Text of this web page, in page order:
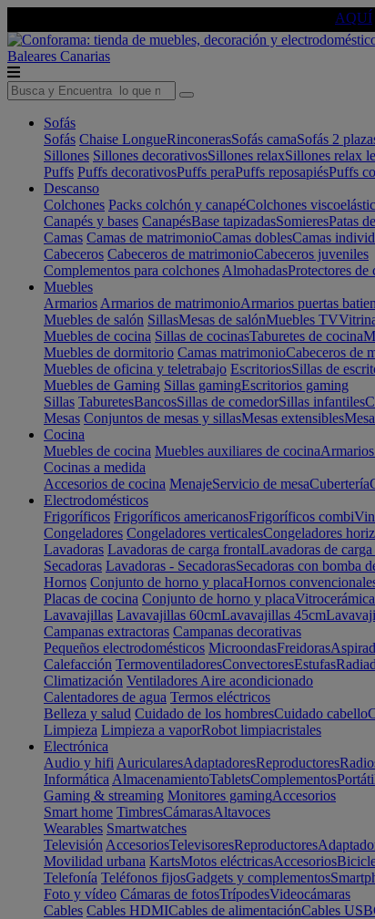
AQUÍ
Baleares Canarias
Sofás
Sofás Chaise LongueRinconerasSofás camaSofás 2
Sillones Sillones decorativosSillones relaxSillones relax
Puffs Puffs decorativosPuffs peraPuffs reposapiésPuffs
Descanso
Colchones Packs colchón y canapéColchones
Canapés y bases CanapésBase tapizadasSomieresPatas
Camas Camas de matrimonioCamas doblesCamas
Cabeceros Cabeceros de matrimonioCabeceros juveniles
Complementos para colchones AlmohadasProtectores de
Muebles
Armarios Armarios de matrimonioArmarios puertas
Muebles de salón SillasMesas de salónMuebles TV
Muebles de cocina Sillas de cocinasTaburetes de cocina
Muebles de dormitorio Camas matrimonioCabeceros de
Muebles de oficina y teletrabajo EscritoriosSillas de
Muebles de Gaming Sillas gamingEscritorios gaming
Sillas TaburetesBancosSillas de comedorSillas infantiles
Mesas Conjuntos de mesas y sillasMesas extensibles
Cocina
Muebles de cocina Muebles auxiliares de cocina
Cocinas a medida
Accesorios de cocina MenajeServicio de mesaCubertería
Electrodomésticos
Frigoríficos Frigoríficos americanosFrigoríficos combi
Congeladores Congeladores verticalesCongeladores
Lavadoras Lavadoras de carga frontalLavadoras de
Secadoras Lavadoras - SecadorasSecadoras con bomba
Hornos Conjunto de horno y placaHornos
Placas de cocina Conjunto de horno y placaVitrocerámica
Lavavajillas Lavavajillas 60cmLavavajillas 45cm
Campanas extractoras Campanas decorativas
Pequeños electrodomésticos MicroondasFreidoras
Calefacción TermoventiladoresConvectoresEstufas
Climatización Ventiladores Aire acondicionado
Calentadores de agua Termos eléctricos
Belleza y salud Cuidado de los hombresCuidado cabello
Limpieza Limpieza a vaporRobot limpiacristales
Electrónica
Audio y hifi AuricularesAdaptadoresReproductores
Informática AlmacenamientoTabletsComplementos
Gaming & streaming Monitores gamingAccesorios
Smart home TimbresCámarasAltavoces
Wearables Smartwatches
Televisión AccesoriosTelevisoresReproductores
Movilidad urbana KartsMotos eléctricasAccesorios
Telefonía Teléfonos fijosGadgets y complementos
Foto y vídeo Cámaras de fotosTrípodesVideocámaras
Cables Cables HDMICables de alimentaciónCables USB